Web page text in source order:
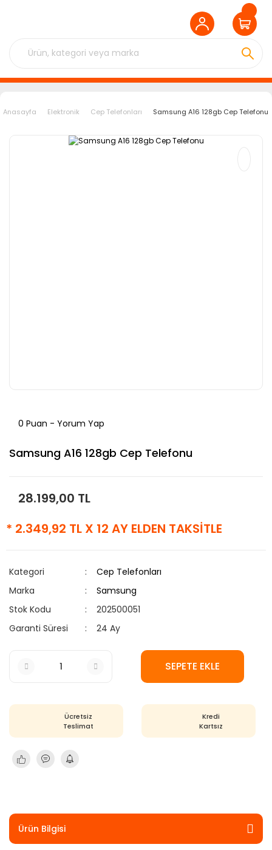
Anasayfa Elektronik Cep Telefonları Samsung A16 128gb Cep Telefonu
0 Puan - Yorum Yap
Samsung A16 128gb Cep Telefonu
28.199,00 TL
* 2.349,92 TL X 12 AY ELDEN TAKSİTLE
Kategori
Cep Telefonları
Marka
Samsung
Stok Kodu
202500051
Garanti Süresi
24 Ay
SEPETE EKLE
Ücretsiz
Teslimat
Kredi
Kartsız
Ürün Bilgisi